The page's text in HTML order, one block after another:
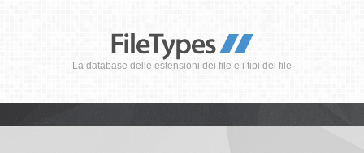
La database delle estensioni dei file e i tipi dei file